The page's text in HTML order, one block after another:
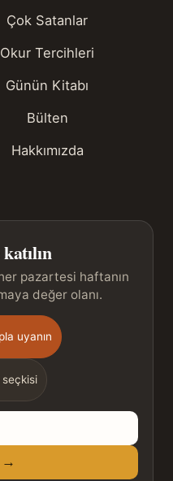
Çok Satanlar
Okur Tercihleri
Günün Kitabı
Bülten
Hakkımızda
pazartesi haftanın
değer olanı.
uyanın
seçkisi
→